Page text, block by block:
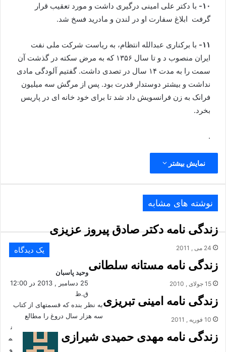
۱۰-
با دکتر علی امینی درگیری داشت و مورد تعقیب قرار
گرفت ابلاغ سفارت او در لندن و مادرید فسخ شد.
۱۱-
با برکناری عبدالله انتظام، به ریاست شرکت ملی نفت
ایران منصوب د و تا سال ۱۳۵۶ که به مرض سکته در گذشت آن
سمت را به مدت ۱۴ سال در تصدی داشت. گفتیم آلودگی مادی
نداشت و بیشتر دوستدار قدرت بود. پس از مرگش سه میلیون
فرانک به زن فرانسویش داد شد تا برای خود خانه ای در پاریس
بخرد.
.
نمایش بیشتر
نوشته های مشابه
زندگی نامه دکتر صادق پیروز عزیزی
24 می , 2011
زندگی نامه مستانه سلطانی
15 جولای , 2010
زندگی نامه امینی تبریزی
10 فوریه , 2011
زندگی نامه مهدی حمیدی شیرازی
یک دیدگاه
وحید پاسبان
ف
:
25 دسامبر , 2013 در 12:00
ق.ظ
به نظر بنده که قسمتهای از کتاب
سه هزار سال دروغ را مطالع
ن
م
و